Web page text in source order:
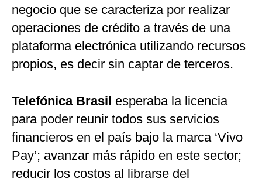
negocio que se caracteriza por realizar
operaciones de crédito a través de una
plataforma electrónica utilizando recursos
propios, es decir sin captar de terceros.
Telefónica Brasil esperaba la licencia
para poder reunir todos sus servicios
financieros en el país bajo la marca ‘Vivo
Pay’; avanzar más rápido en este sector;
reducir los costos al librarse del